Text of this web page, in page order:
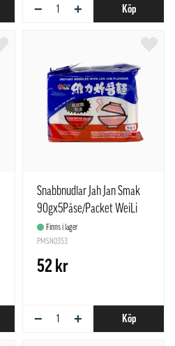
− + Köp
Snabbnudlar Jah Jan Smak
90gx5Påse/Packet WeiLi
TWFinns i lager
PMSN0353
52 kr
− + Köp